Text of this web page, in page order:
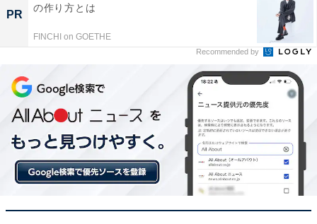
PR
の作り方とは
FINCHI on GOETHE
Recommended by